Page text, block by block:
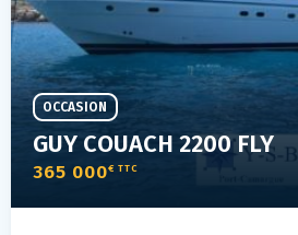
GUY COUACH 2200 FLY
365 000€ TTC
OCCASION